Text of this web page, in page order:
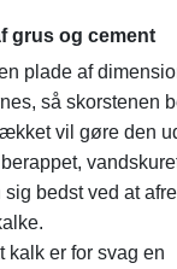
grus og cement
plade af
så skorstenen
vil gøre den
bedst ved at
kalk er for svag en